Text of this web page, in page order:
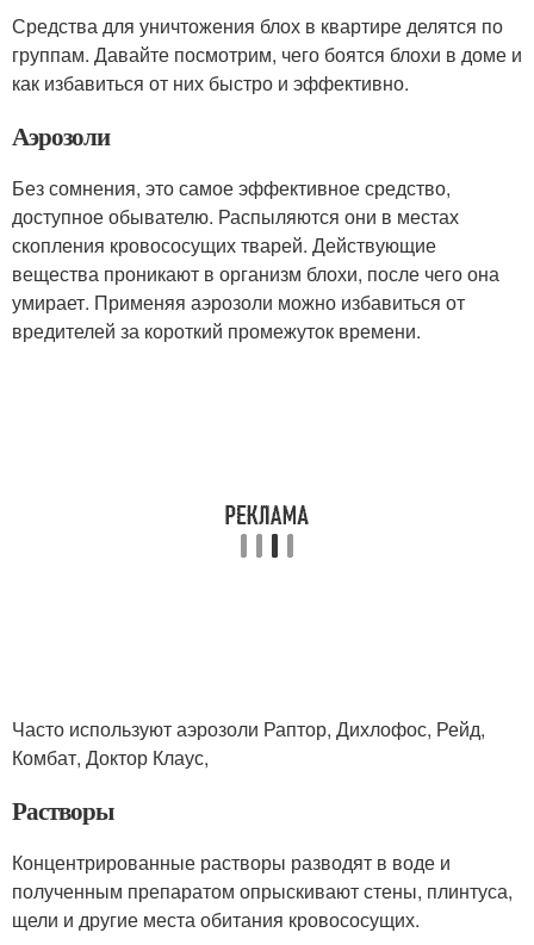
Средства для уничтожения блох в квартире делятся по
группам. Давайте посмотрим, чего боятся блохи в доме и
как избавиться от них быстро и эффективно.
Аэрозоли
Без сомнения, это самое эффективное средство,
доступное обывателю. Распыляются они в местах
скопления кровососущих тварей. Действующие
вещества проникают в организм блохи, после чего она
умирает. Применяя аэрозоли можно избавиться от
вредителей за короткий промежуток времени.
Часто используют аэрозоли Раптор, Дихлофос, Рейд,
Комбат, Доктор Клаус,
Растворы
Концентрированные растворы разводят в воде и
полученным препаратом опрыскивают стены, плинтуса,
щели и другие места обитания кровососущих.